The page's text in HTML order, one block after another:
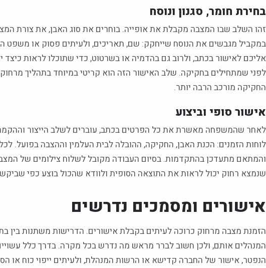
בחירת חומר, סגנון ונוסח
זהו השלב שבו המצבה מקבלת את אופייה. בוחרים את סוג האבן, את צורת
במקביל מגבשים את הנוסח שייחקק: שם, תאריכים, ולעיתים פסוק או
אליכם לאישור בכתב, ולרוב גם בהדמיה או בשרטוט, כדי שתוכלו לראות כיצד
לפני שמתחילים בחקיקה. שלב האישור הזה הוא קריטי במיוחד בתהליך
החקיקה מורכב הרבה יותר.
אישור סופי וביצוע
לאחר שהמשפחה מאשרת את כל הפרטים בכתב, עוברים לשלב הייצור
לוחות הזמנים: הכנת האבן, החקיקה, ההובלה לבית העלמין וההצבה בפועל.
והמתאם מתעדכן בהתקדמות. בסיום העבודה מקובל לשלוח צילומים של
שנמצא רחוק יכול לראות את התוצאה הסופית ולוודא שהכול בוצע כפי
אישורים ומסמכים נדרשים
הזמנת מצבה מרחוק כרוכה לעיתים בקבלת אישורים. הדרישות משתנות בין
המנהלים אותם, ולכן חשוב לברר מראש מה נדרש בכל מקרה. בדרך כלל
הנפטר, אישור של החברה קדישא או הרשות המנהלת, ולעיתים ייפוי כוח או